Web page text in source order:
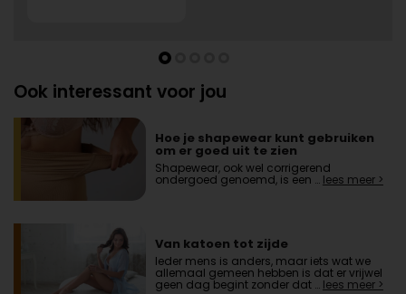
Ook interessant voor jou
Hoe je shapewear kunt gebruiken
om er goed uit te zien
Shapewear, ook wel corrigerend
ondergoed genoemd, is een … lees meer >
Van katoen tot zijde
Ieder mens is anders, maar iets wat we
allemaal gemeen hebben is dat er vrijwel
geen dag begint zonder dat … lees meer >